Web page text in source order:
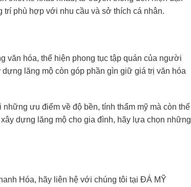
phù hợp với nhu cầu và sở thích cá nhân.
văn hóa, thể hiện phong tục tập quán của người
lăng mộ còn góp phần gìn giữ giá trị văn hóa
ưu điểm về độ bền, tính thẩm mỹ mà còn thể
dựng lăng mộ cho gia đình, hãy lựa chọn những
Hóa, hãy liên hệ với chúng tôi tại ĐÁ MỸ